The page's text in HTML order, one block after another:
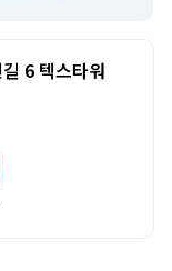
6 텍스타워